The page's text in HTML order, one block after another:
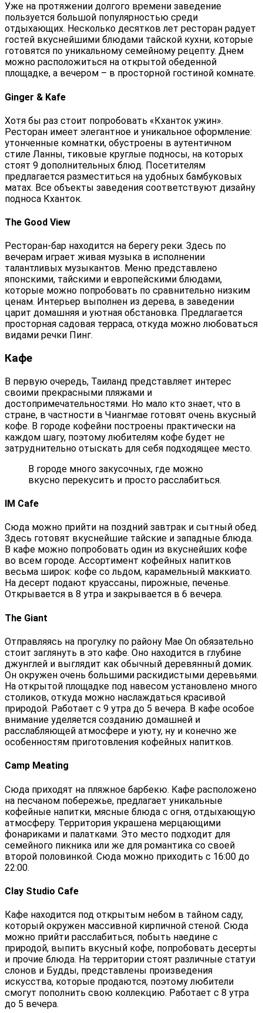
Уже на протяжении долгого времени заведение
пользуется большой популярностью среди
отдыхающих. Несколько десятков лет ресторан радует
гостей вкуснейшими блюдами тайской кухни, которые
готовятся по уникальному семейному рецепту. Днем
можно расположиться на открытой обеденной
площадке, а вечером – в просторной гостиной комнате.
Ginger & Kafe
Хотя бы раз стоит попробовать «Кханток ужин».
Ресторан имеет элегантное и уникальное оформление:
утонченные комнатки, обустроены в аутентичном
стиле Ланны, тиковые круглые подносы, на которых
стоят 9 дополнительных блюд. Посетителям
предлагается разместиться на удобных бамбуковых
матах. Все объекты заведения соответствуют дизайну
подноса Кханток.
The Good View
Ресторан-бар находится на берегу реки. Здесь по
вечерам играет живая музыка в исполнении
талантливых музыкантов. Меню представлено
японскими, тайскими и европейскими блюдами,
которые можно попробовать по сравнительно низким
ценам. Интерьер выполнен из дерева, в заведении
царит домашняя и уютная обстановка. Предлагается
просторная садовая терраса, откуда можно любоваться
видами речки Пинг.
Кафе
В первую очередь, Таиланд представляет интерес
своими прекрасными пляжами и
достопримечательностями. Но мало кто знает, что в
стране, в частности в Чиангмае готовят очень вкусный
кофе. В городе кофейни построены практически на
каждом шагу, поэтому любителям кофе будет не
затруднительно отыскать для себя подходящее место.
В городе много закусочных, где можно
вкусно перекусить и просто расслабиться.
IM Cafe
Сюда можно прийти на поздний завтрак и сытный обед.
Здесь готовят вкуснейшие тайские и западные блюда.
В кафе можно попробовать один из вкуснейших кофе
во всем городе. Ассортимент кофейных напитков
весьма широк: кофе со льдом, карамельный маккиато.
На десерт подают круассаны, пирожные, печенье.
Открывается в 8 утра и закрывается в 6 вечера.
The Giant
Отправляясь на прогулку по району Mae On обязательно
стоит заглянуть в это кафе. Оно находится в глубине
джунглей и выглядит как обычный деревянный домик.
Он окружен очень большими раскидистыми деревьями.
На открытой площадке под навесом установлено много
столиков, откуда можно наслаждаться красивой
природой. Работает с 9 утра до 5 вечера. В кафе особое
внимание уделяется созданию домашней и
расслабляющей атмосфере и уюту, ну и конечно же
особенностям приготовления кофейных напитков.
Camp Meating
Сюда приходят на пляжное барбекю. Кафе расположено
на песчаном побережье, предлагает уникальные
кофейные напитки, мясные блюда с огня, отдыхающую
атмосферу. Территория украшена мерцающими
фонариками и палатками. Это место подходит для
семейного пикника или же для романтика со своей
второй половинкой. Сюда можно приходить с 16:00 до
22:00.
Clay Studio Cafe
Кафе находится под открытым небом в тайном саду,
который окружен массивной кирпичной стеной. Сюда
можно прийти расслабиться, побыть наедине с
природой, выпить вкусный кофе, попробовать десерты
и прочие блюда. На территории стоят различные статуи
слонов и Будды, представлены произведения
искусства, которые продаются, поэтому любители
смогут пополнить свою коллекцию. Работает с 8 утра
до 5 вечера.